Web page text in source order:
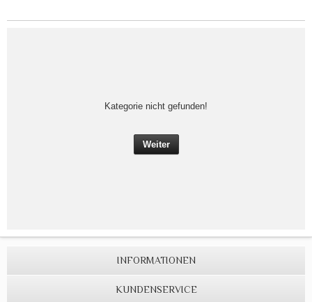
Kategorie nicht gefunden!
Weiter
INFORMATIONEN
KUNDENSERVICE